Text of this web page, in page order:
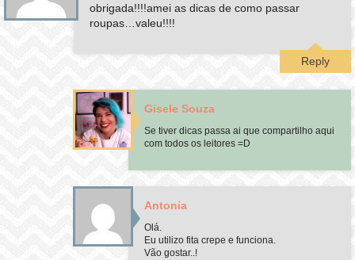
obrigada!!!!amei as dicas de como passar
roupas…valeu!!!!
Reply
Gisele Souza
Se tiver dicas passa ai que compartilho aqui
com todos os leitores =D
Antonia
Olá.
Eu utilizo fita crepe e funciona.
Vão gostar..!